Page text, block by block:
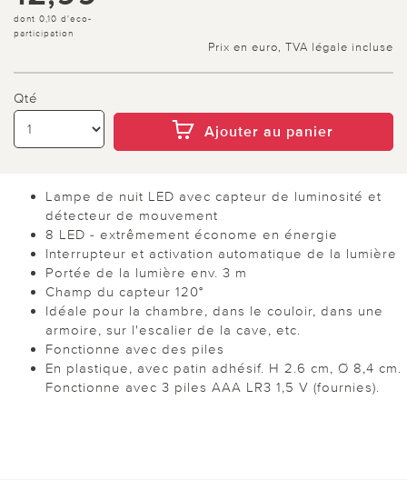
dont 0,10 d'eco-
participation
Prix en euro, TVA légale incluse
Qté
Ajouter au panier
Lampe de nuit LED avec capteur de luminosité et
détecteur de mouvement
8 LED - extrêmement économe en énergie
Interrupteur et activation automatique de la lumière
Portée de la lumière env. 3 m
Champ du capteur 120°
Idéale pour la chambre, dans le couloir, dans une
armoire, sur l'escalier de la cave, etc.
Fonctionne avec des piles
En plastique, avec patin adhésif. H 2.6 cm, Ø 8,4 cm.
Fonctionne avec 3 piles AAA LR3 1,5 V (fournies).